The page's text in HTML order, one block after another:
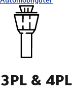
3PL & 4PL